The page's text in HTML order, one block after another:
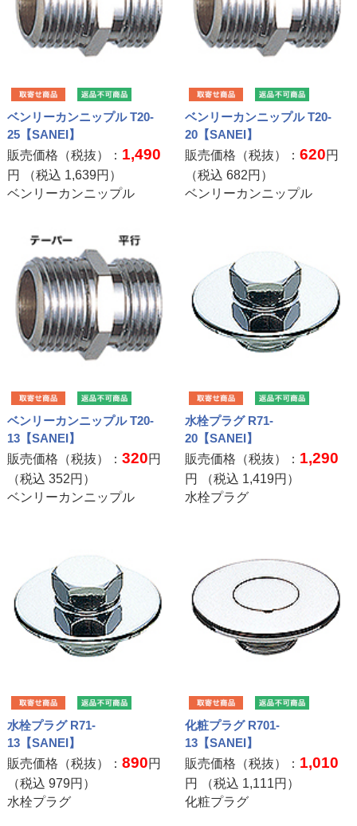
ベンリーカンニップル T20-
25【SANEI】
販売価格（税抜）： 1,490
円 （税込 1,639円）
ベンリーカンニップル
ベンリーカンニップル T20-
20【SANEI】
販売価格（税抜）：620円
（税込682円）
ベンリーカンニップル
ベンリーカンニップル T20-
13【SANEI】
販売価格（税抜）： 320円
（税込 352円）
ベンリーカンニップル
水栓プラグ R71-
20【SANEI】
販売価格（税抜）： 1,290
円 （税込 1,419円）
水栓プラグ
水栓プラグ R71-
13【SANEI】
販売価格（税抜）： 890円
（税込 979円）
水栓プラグ
化粧プラグ R701-
13【SANEI】
販売価格（税抜）： 1,010
円 （税込 1,111円）
化粧プラグ